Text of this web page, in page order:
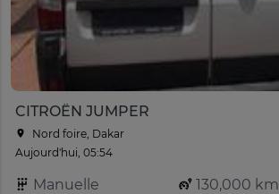
CITROËN JUMPER
Nord foire, Dakar
Aujourd'hui, 05:54
Manuelle
130,000 km